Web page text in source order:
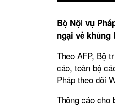
Bộ Nội vụ
ngại về khủng
Theo AFP, Bộ
cáo, toàn bộ
Pháp theo dõi
Thông cáo cho